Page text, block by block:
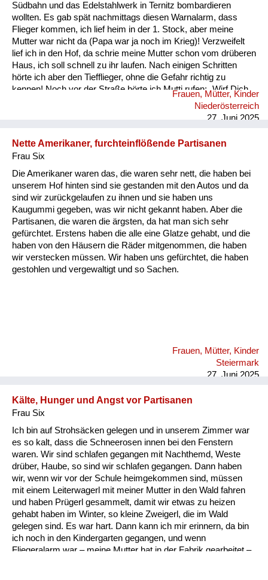
Südbahn und das Edelstahlwerk in Ternitz bombardieren
wollten. Es gab spät nachmittags diesen Warnalarm, dass
Flieger kommen, ich lief heim in der 1. Stock, aber meine
Mutter war nicht da (Papa war ja noch im Krieg)! Verzweifelt
lief ich in den Hof, da schrie meine Mutter schon vom drüberen
Haus, ich soll schnell zu ihr laufen. Nach einigen Schritten
hörte ich aber den Tiefflieger, ohne die Gefahr richtig zu
kennen! Noch vor der Straße hörte ich Mutti rufen: „Wirf Dich
in die Stauden“ und tat es. Ich sah hinauf, im offenen Flugzeug
saßen 2 Soldaten mit Sturmhauben und einer mit Gewehr im
Frauen, Mütter, Kinder
Niederösterreich
27. Juni 2025
Nette Amerikaner, furchteinflößende Partisanen
Frau Six
Die Amerikaner waren das, die waren sehr nett, die haben bei
unserem Hof hinten sind sie gestanden mit den Autos und da
sind wir zurückgelaufen zu ihnen und sie haben uns
Kaugummi gegeben, was wir nicht gekannt haben. Aber die
Partisanen, die waren die ärgsten, da hat man sich sehr
gefürchtet. Erstens haben die alle eine Glatze gehabt, und die
haben von den Häusern die Räder mitgenommen, die haben
wir verstecken müssen. Wir haben uns gefürchtet, die haben
gestohlen und vergewaltigt und so Sachen.
Frauen, Mütter, Kinder
Steiermark
27. Juni 2025
Kälte, Hunger und Angst vor Partisanen
Frau Six
Ich bin auf Strohsäcken gelegen und in unserem Zimmer war
es so kalt, dass die Schneerosen innen bei den Fenstern
waren. Wir sind schlafen gegangen mit Nachthemd, Weste
drüber, Haube, so sind wir schlafen gegangen. Dann haben
wir, wenn wir vor der Schule heimgekommen sind, müssen
mit einem Leiterwagerl mit meiner Mutter in den Wald fahren
und haben Prügerl gesammelt, damit wir etwas zu heizen
gehabt haben im Winter, so kleine Zweigerl, die im Wald
gelegen sind. Es war hart. Dann kann ich mir erinnern, da bin
ich noch in den Kindergarten gegangen, und wenn
Fliegeralarm war – meine Mutter hat in der Fabrik gearbeitet –